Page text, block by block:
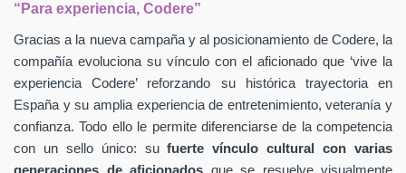
“Para experiencia, Codere”
Gracias a la nueva campaña y al posicionamiento de Codere, la
compañía evoluciona su vínculo con el aficionado que ‘vive la
experiencia Codere’ reforzando su histórica trayectoria en
España y su amplia experiencia de entretenimiento, veteranía y
confianza. Todo ello le permite diferenciarse de la competencia
con un sello único: sufuerte vínculo cultural con varias